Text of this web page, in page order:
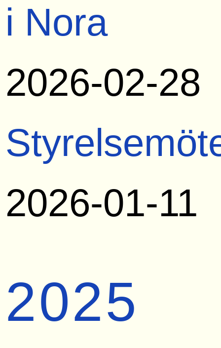
i Nora
2026-02-28
2026-01-11
2025